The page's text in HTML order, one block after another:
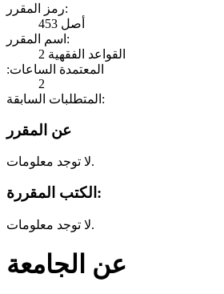
رمز المقرر:
453 أصل
اسم المقرر:
القواعد الفقهية 2
:المعتمدة الساعات
2
المتطلبات السابقة:
عن المقرر
لا توجد معلومات.
الكتب المقررة:
لا توجد معلومات.
عن الجامعة